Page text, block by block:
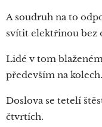
A soudruh na to
svítit elektřinou bez
Lidé v tom
především na kolech.
Doslova se tetelí
čtvrtích.